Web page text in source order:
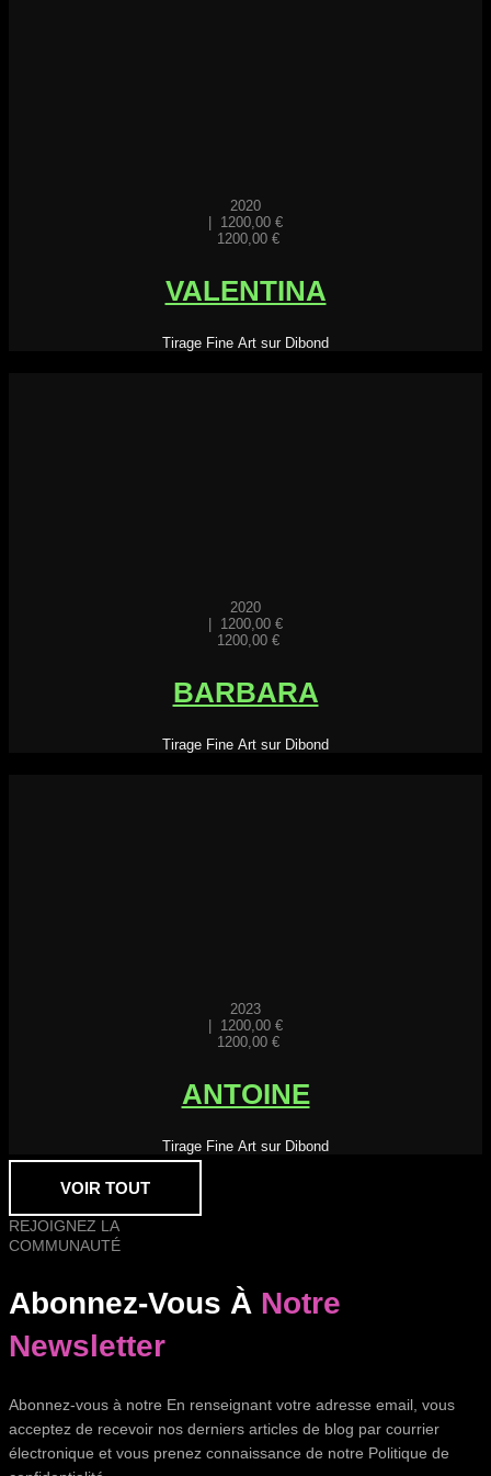
2020
1200,00 €
1200,00 €
VALENTINA
Tirage Fine Art sur Dibond
2020
1200,00 €
1200,00 €
BARBARA
Tirage Fine Art sur Dibond
2023
1200,00 €
1200,00 €
ANTOINE
Tirage Fine Art sur Dibond
VOIR TOUT
REJOIGNEZ LA
COMMUNAUTÉ
Abonnez-Vous À Notre
Newsletter
Abonnez-vous à notre En renseignant votre adresse email, vous
acceptez de recevoir nos derniers articles de blog par courrier
électronique et vous prenez connaissance de notre Politique de